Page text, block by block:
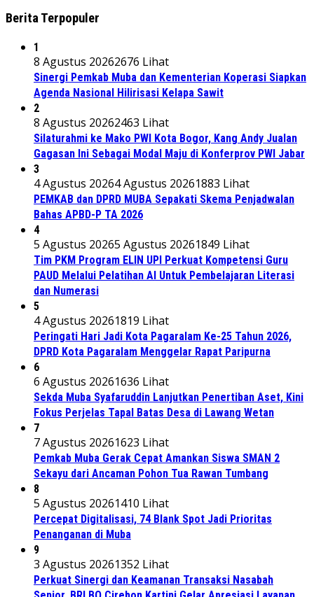
Berita Terpopuler
1
8 Agustus 20262676 Lihat
Sinergi Pemkab Muba dan Kementerian Koperasi Siapkan
Agenda Nasional Hilirisasi Kelapa Sawit
2
8 Agustus 20262463 Lihat
Silaturahmi ke Mako PWI Kota Bogor, Kang Andy Jualan
Gagasan Ini Sebagai Modal Maju di Konferprov PWI Jabar
3
4 Agustus 20264 Agustus 20261883 Lihat
PEMKAB dan DPRD MUBA Sepakati Skema Penjadwalan
Bahas APBD-P TA 2026
4
5 Agustus 20265 Agustus 20261849 Lihat
Tim PKM Program ELIN UPI Perkuat Kompetensi Guru
PAUD Melalui Pelatihan AI Untuk Pembelajaran Literasi
dan Numerasi
5
4 Agustus 20261819 Lihat
Peringati Hari Jadi Kota Pagaralam Ke-25 Tahun 2026,
DPRD Kota Pagaralam Menggelar Rapat Paripurna
6
6 Agustus 20261636 Lihat
Sekda Muba Syafaruddin Lanjutkan Penertiban Aset, Kini
Fokus Perjelas Tapal Batas Desa di Lawang Wetan
7
7 Agustus 20261623 Lihat
Pemkab Muba Gerak Cepat Amankan Siswa SMAN 2
Sekayu dari Ancaman Pohon Tua Rawan Tumbang
8
5 Agustus 20261410 Lihat
Percepat Digitalisasi, 74 Blank Spot Jadi Prioritas
Penanganan di Muba
9
3 Agustus 20261352 Lihat
Perkuat Sinergi dan Keamanan Transaksi Nasabah